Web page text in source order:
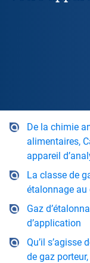
De la chimie
alimentaires,
appareil
La classe de
étalonnage au
Gaz
d’application
Qu’il s’agisse
de gaz